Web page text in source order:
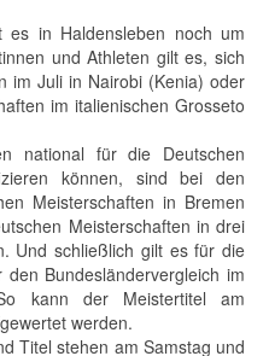
es in Haldensleben noch um
und Athleten gilt es, sich
im Juli in Nairobi (Kenia) oder
im italienischen Grosseto
national für die Deutschen
können, sind bei den
Meisterschaften in Bremen
Meisterschaften in drei
Und schließlich gilt es für die
Bundesländervergleich im
kann der Meistertitel am
werden.
Titel stehen am Samstag und